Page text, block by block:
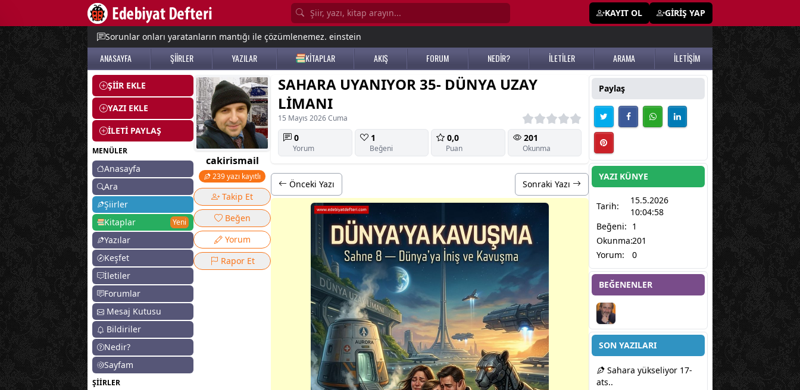
KAYIT OL GİRİŞ YAP
Sorunlar onları yaratanların mantığı ile çözümlenemez. einstein
ANASAYFA ŞİİRLER YAZILAR KİTAPLAR AKIŞ FORUM NEDİR? İLETİLER ARAMA İLETİŞİM
ŞİİR EKLE
YAZI EKLE
İLETİ PAYLAŞ
MENÜLER
Anasayfa
Ara
Şiirler
Kitaplar
Yeni
Yazılar
Keşfet
İletiler
Forumlar
Mesaj Kutusu
Bildiriler
Nedir?
Sayfam
ŞİİRLER
cakirismail
239 yazı kayıtlı
Takip Et
Beğen
Yorum
Rapor Et
SAHARA UYANIYOR 35- DÜNYA UZAY
LİMANI
15 Mayıs 2026 Cuma
0
Yorum
1
Beğeni
0,0
Puan
201
Okunma
Önceki Yazı Sonraki Yazı
Paylaş
YAZI KÜNYE
Tarih:
15.5.2026
10:04:58
Beğeni: 1
Okunma:201
Yorum:
0
BEĞENENLER
SON YAZILARI
Sahara yükseliyor 17-
ats..
menu